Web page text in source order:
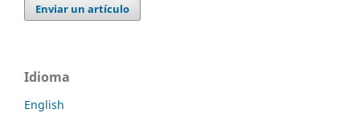
Enviar un artículo
Idioma
English